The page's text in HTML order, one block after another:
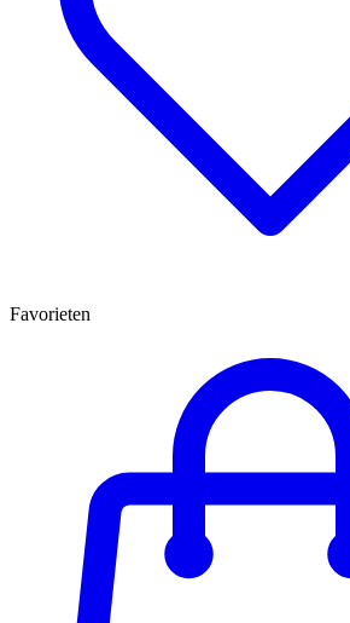
Favorieten